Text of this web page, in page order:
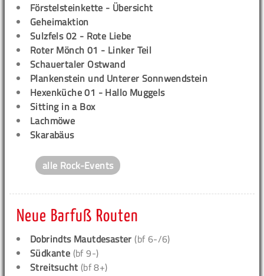
Förstelsteinkette - Übersicht
Geheimaktion
Sulzfels 02 - Rote Liebe
Roter Mönch 01 - Linker Teil
Schauertaler Ostwand
Plankenstein und Unterer Sonnwendstein
Hexenküche 01 - Hallo Muggels
Sitting in a Box
Lachmöwe
Skarabäus
alle Rock-Events
Neue Barfuß Routen
Dobrindts Mautdesaster (bf 6-/6)
Südkante (bf 9-)
Streitsucht (bf 8+)